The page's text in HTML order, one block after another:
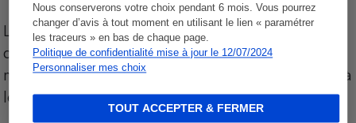
Nous conserverons votre choix pendant 6 mois. Vous pourrez
changer d’avis à tout moment en utilisant le lien « paramétrer
les traceurs » en bas de chaque page.
Politique de confidentialité mise à jour le 12/07/2024
Personnaliser mes choix
TOUT ACCEPTER & FERMER
Les comparaisons sont réalisées sur l’ensemble
des produits des magasins. Les produits de
marques de distributeurs (MDD) sont comparés à
leurs équivalents chez leurs concurrents.